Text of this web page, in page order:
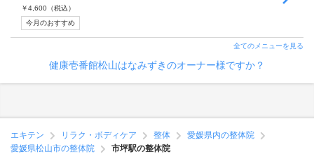
￥4,600 （税込）
今月のおすすめ
全てのメニューを見る
健康壱番館松山はなみずきのオーナー様ですか？
エキテン リラク・ボディケア 整体
愛媛県内の整体院
愛媛県松山市の整体院
市坪駅の整体院